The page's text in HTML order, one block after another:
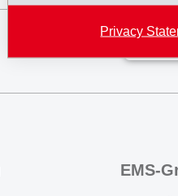
Privacy
EMS-